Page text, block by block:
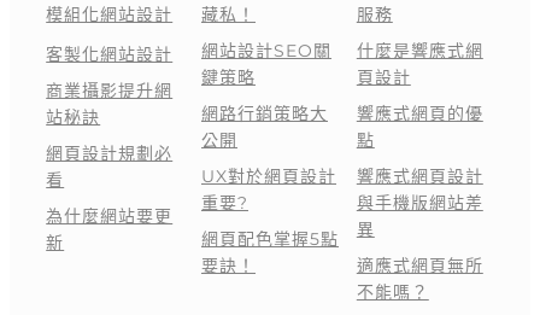
模組化網站設計
客製化網站設計
商業攝影提升網
站秘訣
網頁設計規劃必
看
為什麼網站要更
新
藏私！
網站設計SEO關
鍵策略
網路行銷策略大
公開
UX對於網頁設計
重要?
網頁配色掌握5點
要訣！
服務
什麼是響應式網
頁設計
響應式網頁的優
點
響應式網頁設計
與手機版網站差
異
適應式網頁無所
不能嗎？